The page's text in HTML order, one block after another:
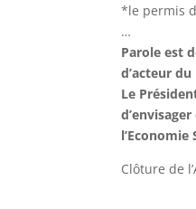
*le permis
…
Parole est
d’acteur
Le
l’Economie
Clôture de